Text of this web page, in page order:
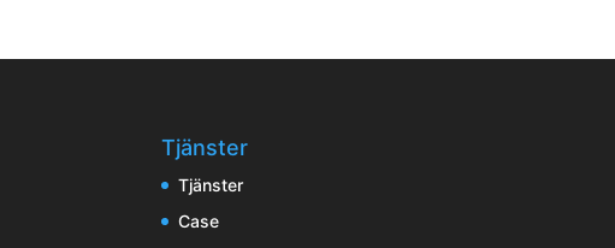
Tjänster
Tjänster
Case